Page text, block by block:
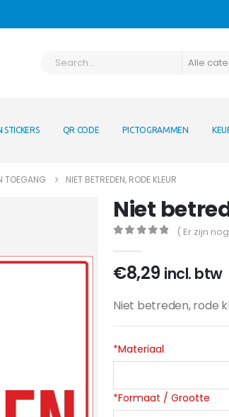
Alle
QR CODE PICTOGRAMMEN
TOEGANG NIET BETREDEN, RODE KLEUR
Niet
( Er zijn
€8,29 incl. btw
Niet betreden, rode
*Materiaal
*Formaat / Grootte